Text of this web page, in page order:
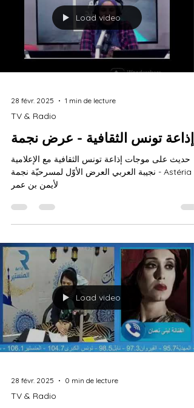
Load video
28 févr. 2025 1 min de lecture
TV & Radio
إذاعة تونس الثقافية - عرض نجمة
حديث على موجات إذاعة تونس الثقافية مع الإعلامية
نجيبة العربي العرض الأوّل لمسرحيّة نجمة - Astéria
لأيمن بن عمر
Load video
28 févr. 2025 0 min de lecture
TV & Radio